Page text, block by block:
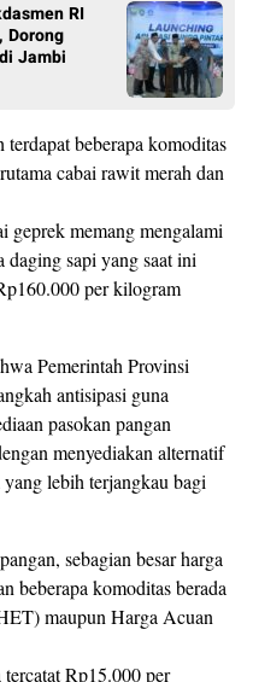
RI
Dorong
Jambi
beberapa komoditas
cabai rawit merah dan
geprek memang mengalami
daging sapi yang saat ini
per kilogram
Pemerintah Provinsi
antisipasi guna
pasokan pangan
menyediakan alternatif
lebih terjangkau bagi
sebagian besar harga
beberapa komoditas berada
maupun Harga Acuan
Rp15.000 per